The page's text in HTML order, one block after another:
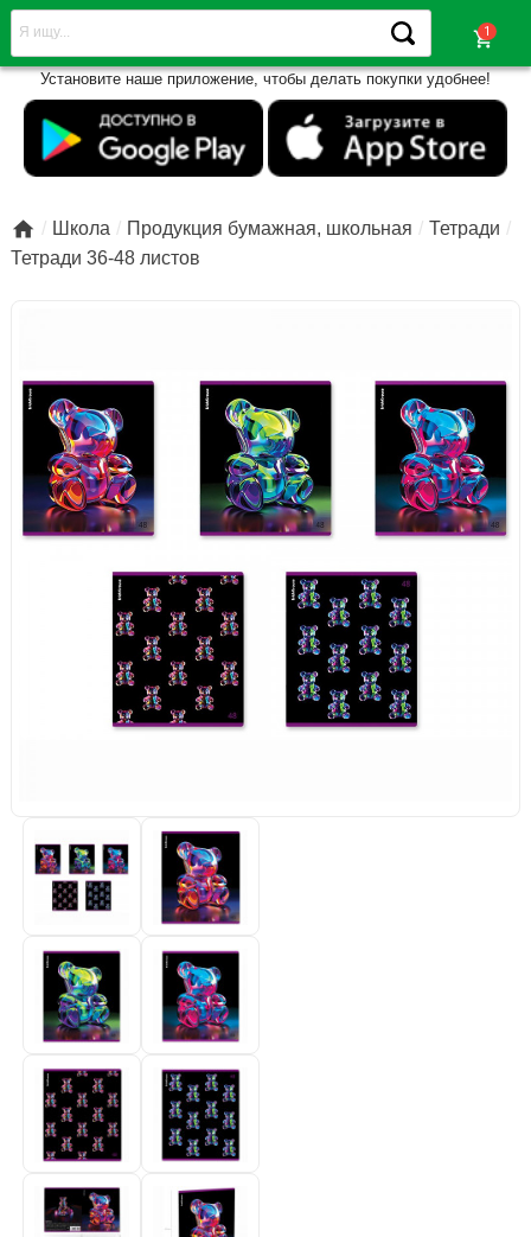
shopping_cart
Установите наше приложение, чтобы делать покупки удобнее!
 Школа Продукция бумажная, школьная
Тетради
Тетради 36-48 листов